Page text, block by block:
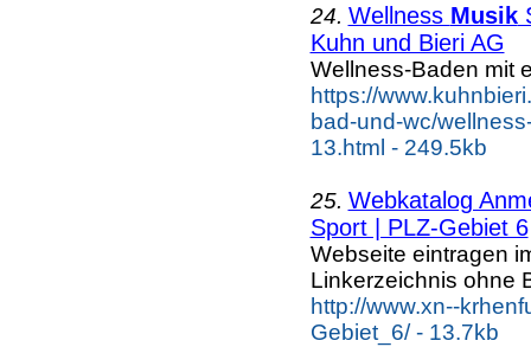
24. Wellness Musik
Kuhn und Bieri AG
Wellness-Baden mit
https://
bad-und-wc/
13.html - 249.5kb
25. Webkatalog
Sport | PLZ-Gebiet 6
Webseite eintragen
Linkerzeichnis ohne
http://www.xn--
Gebiet_6/ - 13.7kb